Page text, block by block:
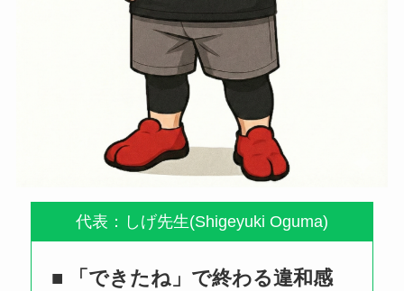
代表：しげ先生(Shigeyuki Oguma)
■ 「できたね」で終わる違和感